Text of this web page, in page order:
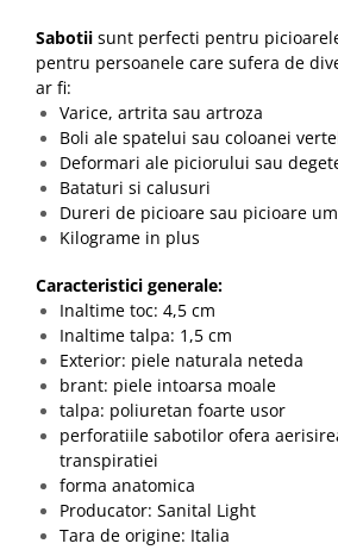
Sabotii sunt perfecti pentru
pentru persoanele care sufera de
ar fi:
Varice, artrita sau artroza
Boli ale spatelui sau coloanei
Deformari ale piciorului sau
Bataturi si calusuri
Dureri de picioare sau picioare
Kilograme in plus
Caracteristici generale:
Inaltime toc: 4,5 cm
Inaltime talpa: 1,5 cm
Exterior: piele naturala neteda
brant: piele intoarsa moale
talpa: poliuretan foarte usor
perforatiile sabotilor ofera
transpiratiei
forma anatomica
Producator: Sanital Light
Tara de origine: Italia